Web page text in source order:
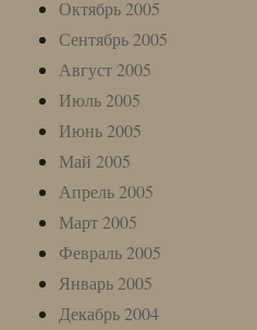
Октябрь 2005
Сентябрь 2005
Август 2005
Июль 2005
Июнь 2005
Май 2005
Апрель 2005
Март 2005
Февраль 2005
Январь 2005
Декабрь 2004